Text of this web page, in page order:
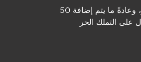
نعم، یمكن لمستأجري المنازل في إنجلترا وویلز التقدم بطلب لتمدید عقد الإیجار، وعادةً ما یتم إضافة 50
على التملك الحر